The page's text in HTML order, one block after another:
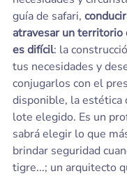
guía de safari,
atravesar un territorio
es difícil: la
tus necesidades y
conjugarlos con el
disponible, la estética
lote elegido. Es un
sabrá elegir lo que
brindar seguridad
tigre...; un arquitecto